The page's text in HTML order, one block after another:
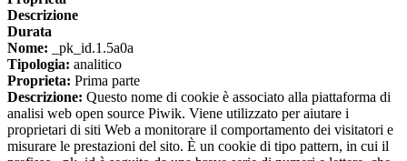
Descrizione
Durata
Nome: _pk_id.1.5a0a
Tipologia: analitico
Proprieta: Prima parte
Descrizione: Questo nome di cookie è associato alla piattaforma di
analisi web open source Piwik. Viene utilizzato per aiutare i
proprietari di siti Web a monitorare il comportamento dei visitatori e
misurare le prestazioni del sito. È un cookie di tipo pattern, in cui il